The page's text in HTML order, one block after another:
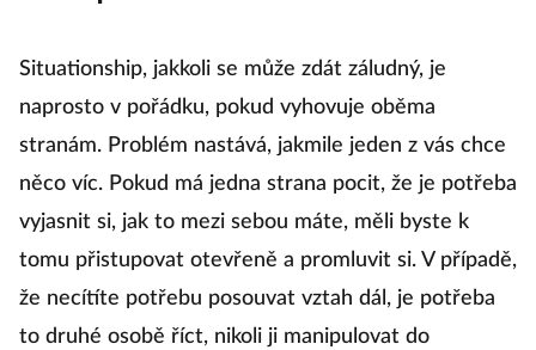
Situationship, jakkoli se může zdát záludný, je
naprosto v pořádku, pokud vyhovuje oběma
stranám. Problém nastává, jakmile jeden z vás chce
něco víc. Pokud má jedna strana pocit, že je potřeba
vyjasnit si, jak to mezi sebou máte, měli byste k
tomu přistupovat otevřeně a promluvit si. V případě,
že necítíte potřebu posouvat vztah dál, je potřeba
to druhé osobě říct, nikoli ji manipulovat do